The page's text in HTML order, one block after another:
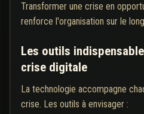
Transformer une crise en
renforce l'organisation sur le
Les outils
crise digitale
La technologie accompagne
crise. Les outils à envisager :